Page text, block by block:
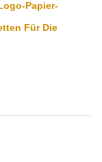
Papier-
Für Die